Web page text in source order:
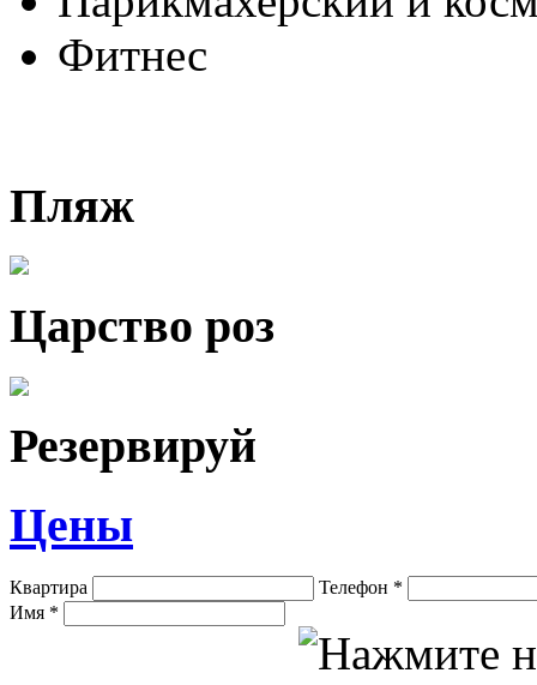
Фитнес
Пляж
Царство роз
Резервируй
Цены
Квартира Телефон *
Имя *